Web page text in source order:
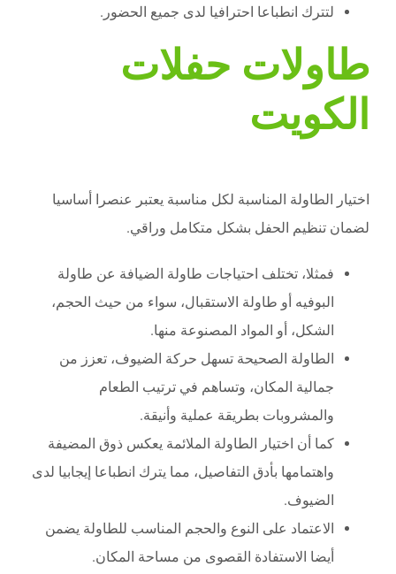
لتترك انطباعا احترافيا لدى جميع الحضور.
طاولات حفلات
الكويت
اختيار الطاولة المناسبة لكل مناسبة يعتبر عنصرا أساسيا
لضمان تنظيم الحفل بشكل متكامل وراقي.
فمثلا، تختلف احتياجات طاولة الضيافة عن طاولة
البوفيه أو طاولة الاستقبال، سواء من حيث الحجم،
الشكل، أو المواد المصنوعة منها.
الطاولة الصحيحة تسهل حركة الضيوف، تعزز من
جمالية المكان، وتساهم في ترتيب الطعام
والمشروبات بطريقة عملية وأنيقة.
كما أن اختيار الطاولة الملائمة يعكس ذوق المضيفة
واهتمامها بأدق التفاصيل، مما يترك انطباعا إيجابيا لدى
الضيوف.
الاعتماد على النوع والحجم المناسب للطاولة يضمن
أيضا الاستفادة القصوى من مساحة المكان.